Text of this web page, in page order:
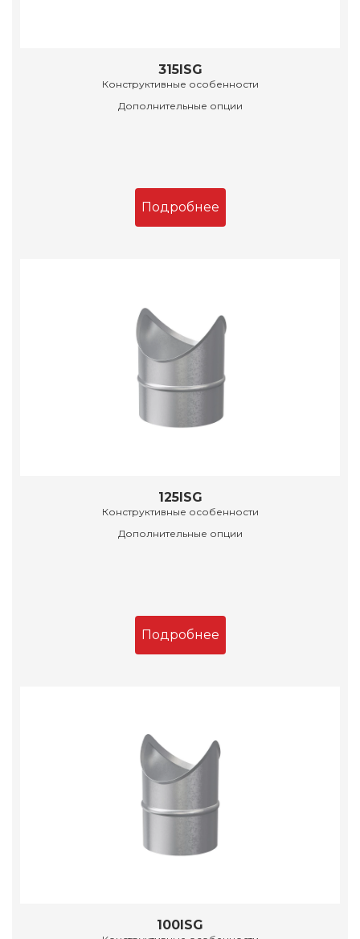
315ISG
Конструктивные особенности
Дополнительные опции
Подробнее
125ISG
Конструктивные особенности
Дополнительные опции
Подробнее
100ISG